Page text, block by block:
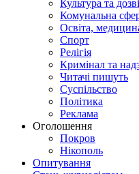
Культура та
Комунальна
Освіта,
Спорт
Релігія
Кримінал та
Читачі пишуть
Суспільство
Політика
Реклама
Оголошення
Покров
Нікополь
Опитування